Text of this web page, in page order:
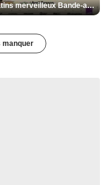
Les Matins merveilleux Bande-annonce VF
manquer